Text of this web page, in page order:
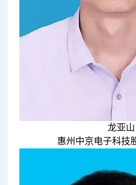
龙亚山
惠州中京电子科技